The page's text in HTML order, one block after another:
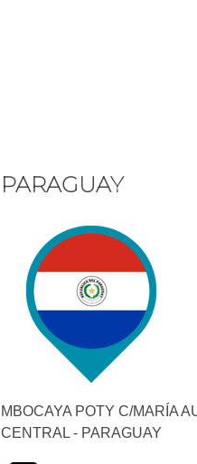
PARAGUAY
MBOCAYA POTY C/MARÍA
CENTRAL - PARAGUAY